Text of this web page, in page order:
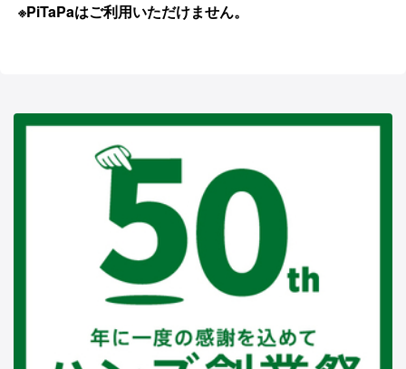
※PiTaPaはご利用いただけません。